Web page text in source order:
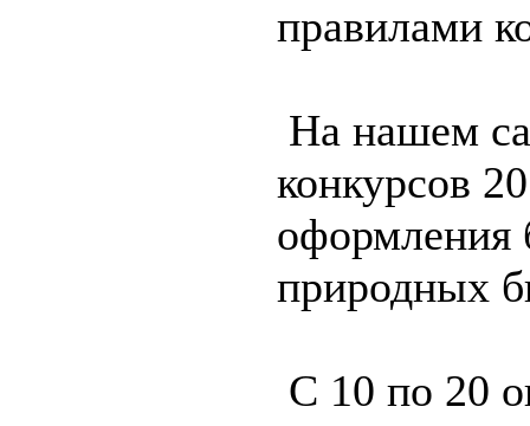
правилами
На нашем
конкурсов
оформления
природных
С 10 по 20